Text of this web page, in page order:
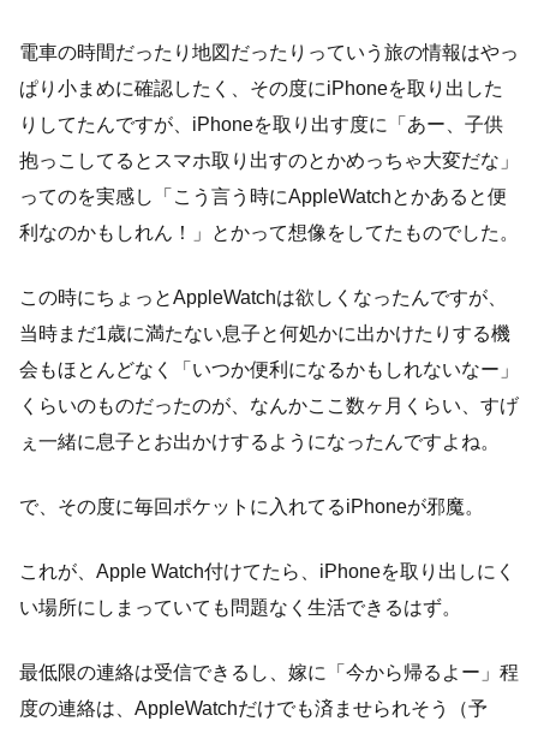
電車の時間だったり地図だったりっていう旅の情報はやっ
ぱり小まめに確認したく、その度にiPhoneを取り出した
りしてたんですが、iPhoneを取り出す度に「あー、子供
抱っこしてるとスマホ取り出すのとかめっちゃ大変だな」
ってのを実感し「こう言う時にAppleWatchとかあると便
利なのかもしれん！」とかって想像をしてたものでした。
この時にちょっとAppleWatchは欲しくなったんですが、
当時まだ1歳に満たない息子と何処かに出かけたりする機
会もほとんどなく「いつか便利になるかもしれないなー」
くらいのものだったのが、なんかここ数ヶ月くらい、すげ
ぇ一緒に息子とお出かけするようになったんですよね。
で、その度に毎回ポケットに入れてるiPhoneが邪魔。
これが、Apple Watch付けてたら、iPhoneを取り出しにく
い場所にしまっていても問題なく生活できるはず。
最低限の連絡は受信できるし、嫁に「今から帰るよー」程
度の連絡は、AppleWatchだけでも済ませられそう（予